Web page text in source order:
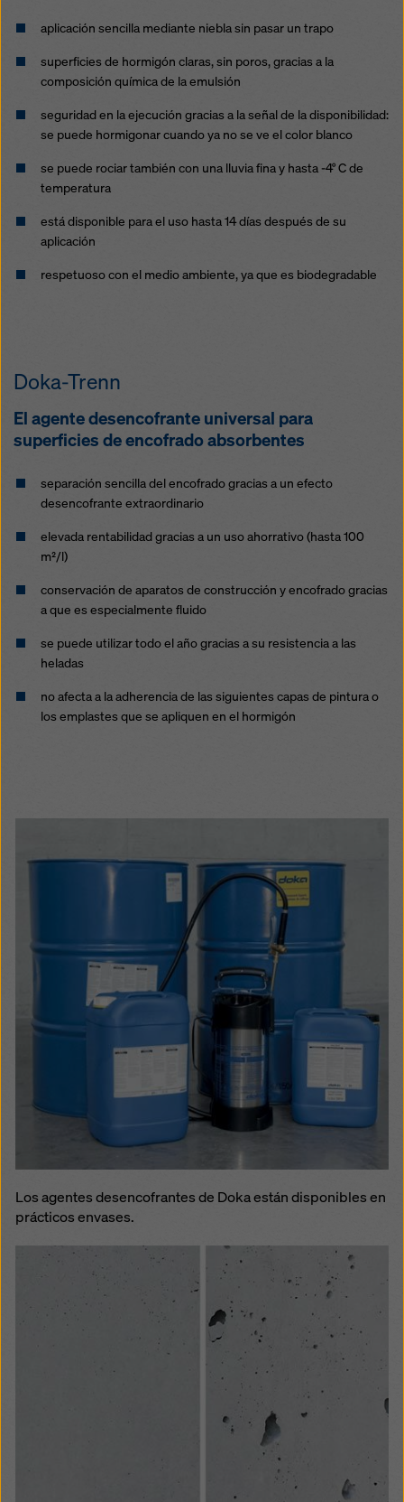
aplicación sencilla mediante niebla sin pasar un trapo
superficies de hormigón claras, sin poros, gracias a la
composición química de la emulsión
seguridad en la ejecución gracias a la señal de la disponibilidad:
se puede hormigonar cuando ya no se ve el color blanco
se puede rociar también con una lluvia fina y hasta -4° C de
temperatura
está disponible para el uso hasta 14 días después de su
aplicación
respetuoso con el medio ambiente, ya que es biodegradable
Doka-Trenn
El agente desencofrante universal para
superficies de encofrado absorbentes
separación sencilla del encofrado gracias a un efecto
desencofrante extraordinario
elevada rentabilidad gracias a un uso ahorrativo (hasta 100
m²/l)
conservación de aparatos de construcción y encofrado gracias
a que es especialmente fluido
se puede utilizar todo el año gracias a su resistencia a las
heladas
no afecta a la adherencia de las siguientes capas de pintura o
los emplastes que se apliquen en el hormigón
Los agentes desencofrantes de Doka están disponibles en
prácticos envases.
las cookies que requieran consentimiento haciendo
cookieshaciendo clic en configuración de cookies en
la parte inferior de este sitio web y utilizando las
casillas de verificación correspondientes. Puede
revocar su consentimiento en cualquier momento con
efecto futuro y sin indicar un motivo haciendo clic en
configuración de cookiesen la parte inferior de este
sitio web.
Puede encontrar más información sobre nuestras
cookiesen nuestra política de privacidad
(configuración avanzada de cookies).